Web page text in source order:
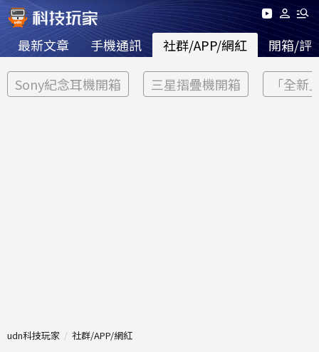
最新文章 手機通訊 社群/APP/網紅 開箱/評
Sony紀念耳機開箱 三星摺疊機開箱 「全新
udn科技玩家 社群/APP/網紅